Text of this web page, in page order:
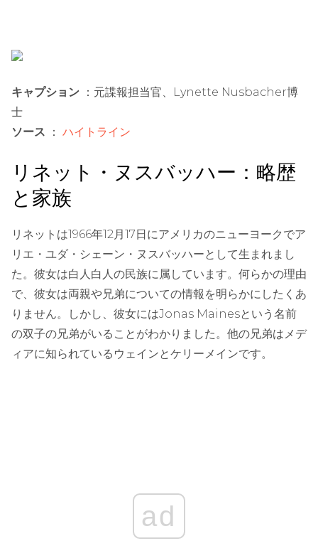
キャプション ：元諜報担当官、Lynette Nusbacher博
士
ソース ： ハイトライン
リネット・ヌスバッハー：略歴
と家族
リネットは1966年12月17日にアメリカのニューヨークでア
リエ・ユダ・シェーン・ヌスバッハーとして生まれまし
た。彼女は白人白人の民族に属しています。何らかの理由
で、彼女は両親や兄弟についての情報を明らかにしたくあ
りません。しかし、彼女にはJonas Mainesという名前
の双子の兄弟がいることがわかりました。他の兄弟はメデ
ィアに知られているウェインとケリーメインです。
ad